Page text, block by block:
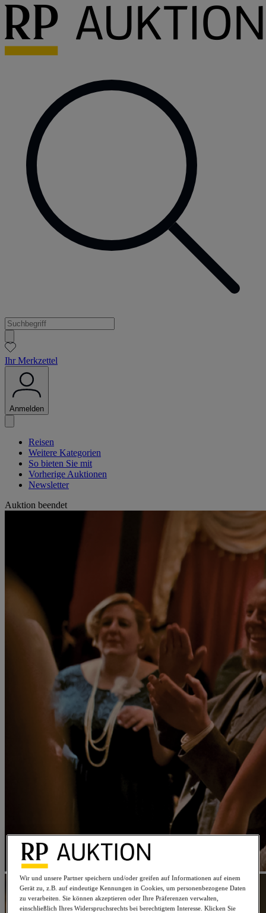
Ihr Merkzettel
Anmelden
Reisen
Weitere Kategorien
So bieten Sie mit
Vorherige Auktionen
Newsletter
Auktion beendet
Wir und unsere Partner speichern und/oder greifen auf Informationen auf einem
Gerät zu, z.B. auf eindeutige Kennungen in Cookies, um personenbezogene Daten
zu verarbeiten. Sie können akzeptieren oder Ihre Präferenzen verwalten,
einschließlich Ihres Widerspruchsrechts bei berechtigtem Interesse. Klicken Sie